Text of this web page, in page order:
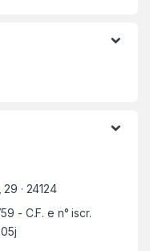
· 24124
- C.F. e n° iscr.